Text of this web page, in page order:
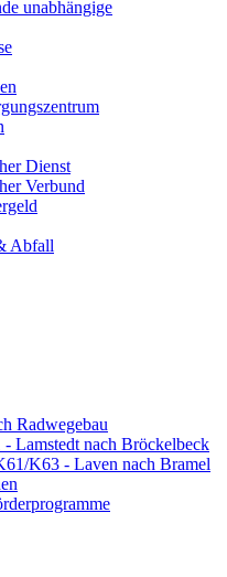
unabhängige
Dienst
Verbund
Abfall
Radwegebau
Lamstedt nach Bröckelbeck
K63 - Laven nach Bramel